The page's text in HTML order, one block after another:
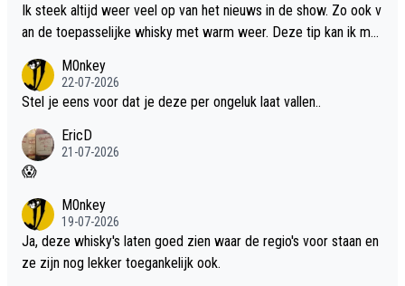
Ik steek altijd weer veel op van het nieuws in de show. Zo ook v
an de toepasselijke whisky met warm weer. Deze tip kan ik met
M0nkey
22-07-2026
Stel je eens voor dat je deze per ongeluk laat vallen..
EricD
21-07-2026
😱
M0nkey
19-07-2026
Ja, deze whisky's laten goed zien waar de regio's voor staan en
ze zijn nog lekker toegankelijk ook.